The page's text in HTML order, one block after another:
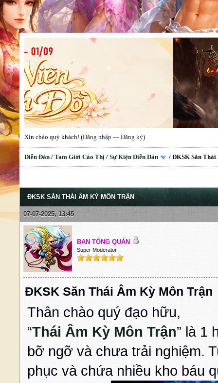
Xin chào quý khách! (Đăng nhập — Đăng ký)
Diễn Đàn / Tam Giới Cáo Thị / Sự Kiện Diễn Đàn / ĐKSK Săn
ĐKSK SĂN THÁI ÂM KỲ MÔN TRẬN
07-07-2025, 13:45
BAN TỔNG QUẢN
Super Moderator
ĐKSK Săn Thái Âm Kỳ Môn Trận
Thân chào quý đạo hữu,
“Thái Âm Kỳ Môn Trận” là 1
bỡ ngỡ và chưa trải nghiệm.
phục và chứa nhiều kho báu